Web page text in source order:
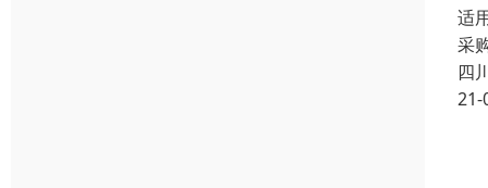
适
采
四
21-